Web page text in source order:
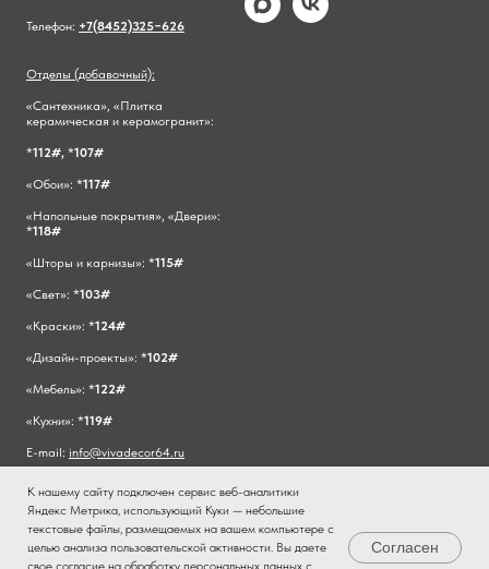
К нашему сайту подключен сервис веб-аналитики
Яндекс Метрика, использующий Куки — небольшие
текстовые файлы, размещаемых на вашем компьютере с
целью анализа пользовательской активности. Вы даете
свое согласие на обработку персональных данных с
Согласен
Телефон: +7(8452)325−626
Отделы (добавочный):
«Сантехника», «Плитка
керамическая и керамогранит»:
*112#, *107#
«Обои»: *117#
«Напольные покрытия», «Двери»:
*118#
«Шторы и карнизы»: *115#
«Свет»: *103#
«Краски»: *124#
«Дизайн-проекты»: *102#
«Мебель»: *122#
«Кухни»: *119#
E-mail: info@vivadecor64.ru